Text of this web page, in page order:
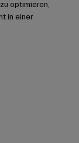
optimieren,
in einer